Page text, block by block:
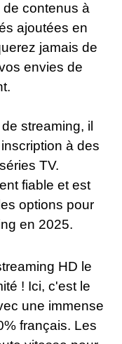
contenus à
ajoutées en
jamais de
envies de
streaming, il
à des
TV.
fiable et est
options pour
en 2025.
HD le
! Ici, c'est le
une immense
français. Les